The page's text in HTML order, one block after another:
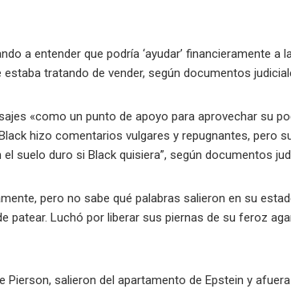
a entender que podría ‘ayudar’ financieramente a
tratando de vender, según documentos
«como un punto de apoyo para aprovechar su
hizo comentarios vulgares y repugnantes, pero
suelo duro si Black quisiera”, según documentos
pero no sabe qué palabras salieron en su
patear. Luchó por liberar sus piernas de su feroz
salieron del apartamento de Epstein y